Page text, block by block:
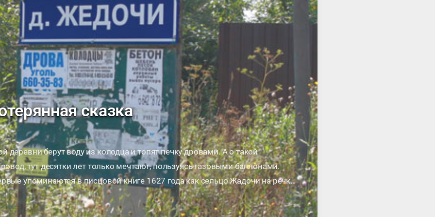
сказка
деревни берут воду из колодца и топят печку дровами. А о такой
тут десятки лет только мечтают, пользуясь газовыми баллонами.
упоминаются в писцовой книге 1627 года как сельцо Жадочи на речке